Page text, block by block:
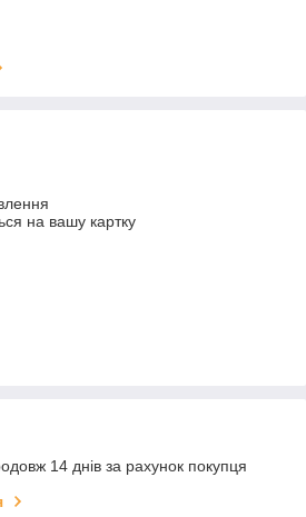
на вашу картку
14 днів за рахунок покупця